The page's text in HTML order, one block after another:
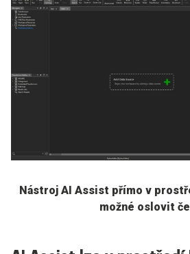
Nástroj AI Assist přímo v
možné oslovit